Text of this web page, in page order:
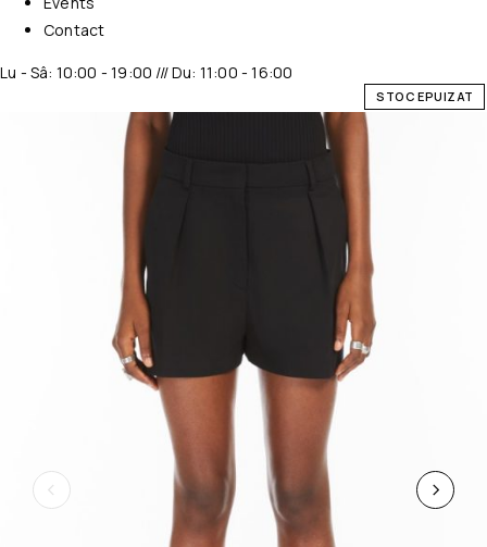
Contact
Lu - Sâ: 10:00 - 19:00 /// Du: 11:00 - 16:00
STOC EPUIZAT